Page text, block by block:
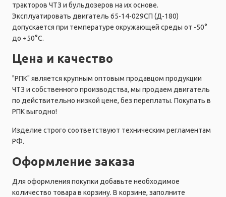
тракторов ЧТЗ и бульдозеров на их основе.
Эксплуатировать двигатель 65-14-029СП (Д-180)
допускается при температуре окружающей среды от -50°
до +50°C.
Цена и качество
"РПК" является крупным оптовым продавцом продукции
ЧТЗ и собственного производства, мы продаем двигатель
по действительно низкой цене, без переплаты. Покупать в
РПК выгодно!
Изделие строго соответствуют техническим регламентам
РФ.
Оформление заказа
Для оформления покупки добавьте необходимое
количество товара в корзину. В корзине, заполните